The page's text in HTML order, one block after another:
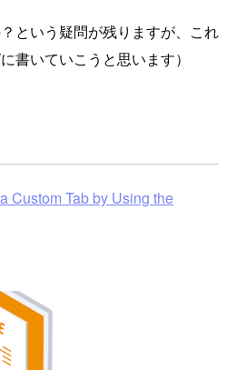
という疑問が残りますが、これ
書いていこうと思います）
Custom Tab by Using the